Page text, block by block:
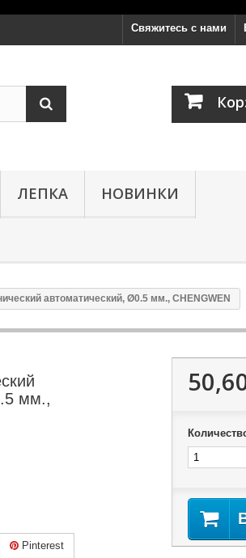
Свяжитесь с нами
ЛЕПКА НОВИНКИ
автоматический, Ø0.5 мм., CHENGWEN
мм.,
Pinterest